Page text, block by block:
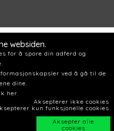
websiden.
for å spore din adferd og
ved å gå til de
dine.
her.
Aksepterer ikke cookies
kun funksjonelle cookies
Aksepter alle
cookies